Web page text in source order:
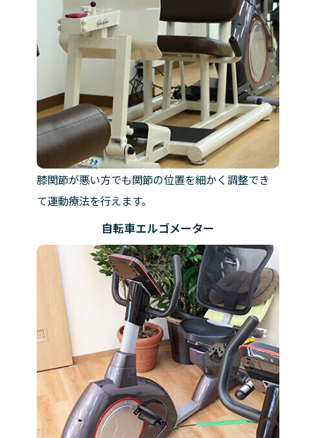
膝関節が悪い方でも関節の位置を細かく調整でき
て運動療法を行えます。
自転車エルゴメーター